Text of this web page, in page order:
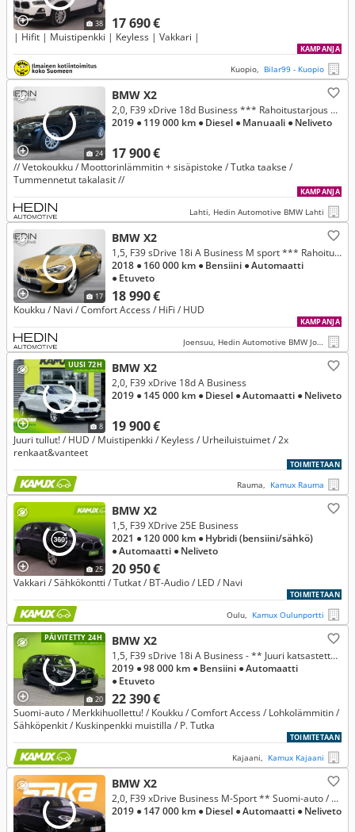
38 17 690 €
| Hifit | Muistipenkki | Keyless | Vakkari |
KAMPANJA
Kuopio, Bilar99 - Kuopio
24
BMW X2
17 900 €
2,0, F39 xDrive 18d Business *** Rahoitustarjous 3.99% (+kulut)
2019 ● 119 000 km ● Diesel ● Manuaali ● Neliveto
// Vetokoukku / Moottorinlämmitin + sisäpistoke / Tutka taakse /
Tummennetut takalasit //
KAMPANJA
Lahti, Hedin Automotive BMW Lahti
17
BMW X2
18 990 €
1,5, F39 sDrive 18i A Business M sport *** Rahoitustarjous 3.99% (+kulut)
2018 ● 160 000 km ● Bensiini ● Automaatti
● Etuveto
Koukku / Navi / Comfort Access / HiFi / HUD
KAMPANJA
Joensuu, Hedin Automotive BMW Joensuu
UUSI 72H
8
BMW X2
19 900 €
2,0, F39 xDrive 18d A Business
2019 ● 145 000 km ● Diesel ● Automaatti ● Neliveto
Juuri tullut! / HUD / Muistipenkki / Keyless / Urheiluistuimet / 2x
renkaat&vanteet
TOIMITETAAN
Rauma, Kamux Rauma
25
BMW X2
20 950 €
1,5, F39 XDrive 25E Business
2021 ● 120 000 km ● Hybridi (bensiini/sähkö)
● Automaatti ● Neliveto
Vakkari / Sähkökontti / Tutkat / BT-Audio / LED / Navi
TOIMITETAAN
Oulu, Kamux Oulunportti
PÄIVITETTY 24H
20
BMW X2
22 390 €
1,5, F39 sDrive 18i A Business - ** Juuri katsastettu! **
2019 ● 98 000 km ● Bensiini ● Automaatti
● Etuveto
Suomi-auto / Merkkihuollettu! / Koukku / Comfort Access / Lohkolämmitin /
Sähköpenkit / Kuskinpenkki muistilla / P. Tutka
TOIMITETAAN
Kajaani, Kamux Kajaani
BMW X2
2,0, F39 xDrive Business M-Sport ** Suomi-auto / HUD / P. kamera / Vakkari / Prof. navi / LED / Sporttipenkit **
2019 ● 147 000 km ● Diesel ● Automaatti ● Neliveto